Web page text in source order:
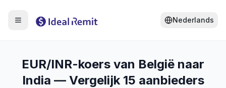
Nederlands
EUR/INR-koers van België naar
India — Vergelijk 15 aanbieders